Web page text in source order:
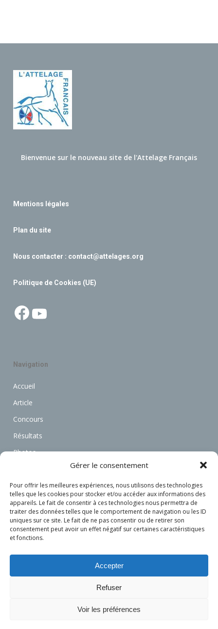
Gérer le consentement
Pour offrir les meilleures expériences, nous utilisons des technologies
telles que les cookies pour stocker et/ou accéder aux informations des
appareils. Le fait de consentir à ces technologies nous permettra de
traiter des données telles que le comportement de navigation ou les ID
uniques sur ce site. Le fait de ne pas consentir ou de retirer son
consentement peut avoir un effet négatif sur certaines caractéristiques
et fonctions.
Accepter
Refuser
Voir les préférences
Bienvenue sur le nouveau site de l'Attelage Français
Mentions légales
Plan du site
Nous contacter : contact@attelages.org
Politique de Cookies (UE)
Facebook
Navigation
Accueil
Article
Concours
Résultats
Photos
Annonces
Associations
Actualités
Connexion